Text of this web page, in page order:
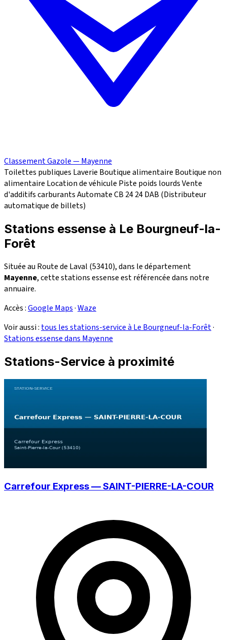
Classement Gazole — Mayenne
Toilettes publiques Laverie Boutique alimentaire Boutique non
alimentaire Location de véhicule Piste poids lourdsVente
d'additifs carburantsAutomate CB 2424DAB (Distributeur
automatique de billets)
Stations essense à Le Bourgneuf-la-
Forêt
Située au Route de Laval (53410), dans le département
Mayenne, cette stations essense est référencée dans notre
annuaire.
Accès :Google Maps·Waze
Voir aussi : tous les stations-service à Le Bourgneuf-la-Forêt·
Stations essense dans Mayenne
Stations-Service à proximité
Carrefour Express — SAINT-PIERRE-LA-COUR